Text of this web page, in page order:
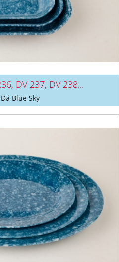
DV 237, DV 238...
Blue Sky